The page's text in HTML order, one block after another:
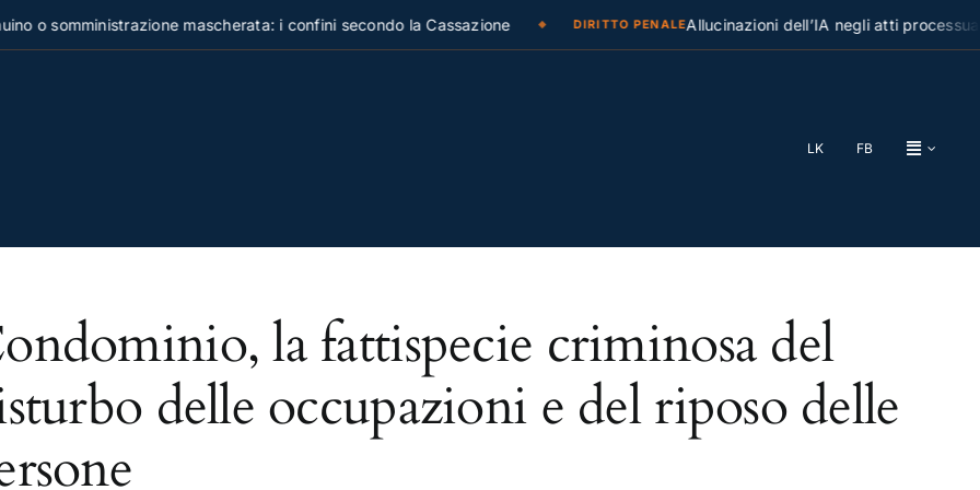
o somministrazione mascherata: i confini secondo la Cassazione DIRITTO PENALEAllucinazioni dell’IA negli atti
LK FB
la fattispecie criminosa del
delle occupazioni e del riposo delle